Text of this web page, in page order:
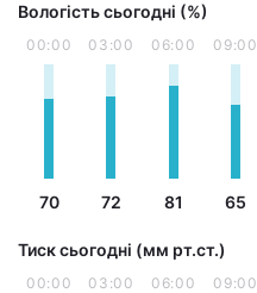
Вологість сьогодні (%)
00:00
70
03:00
72
06:00
81
09:00
65
Тиск сьогодні (мм рт.ст.)
00:00 03:00 06:00 09:00